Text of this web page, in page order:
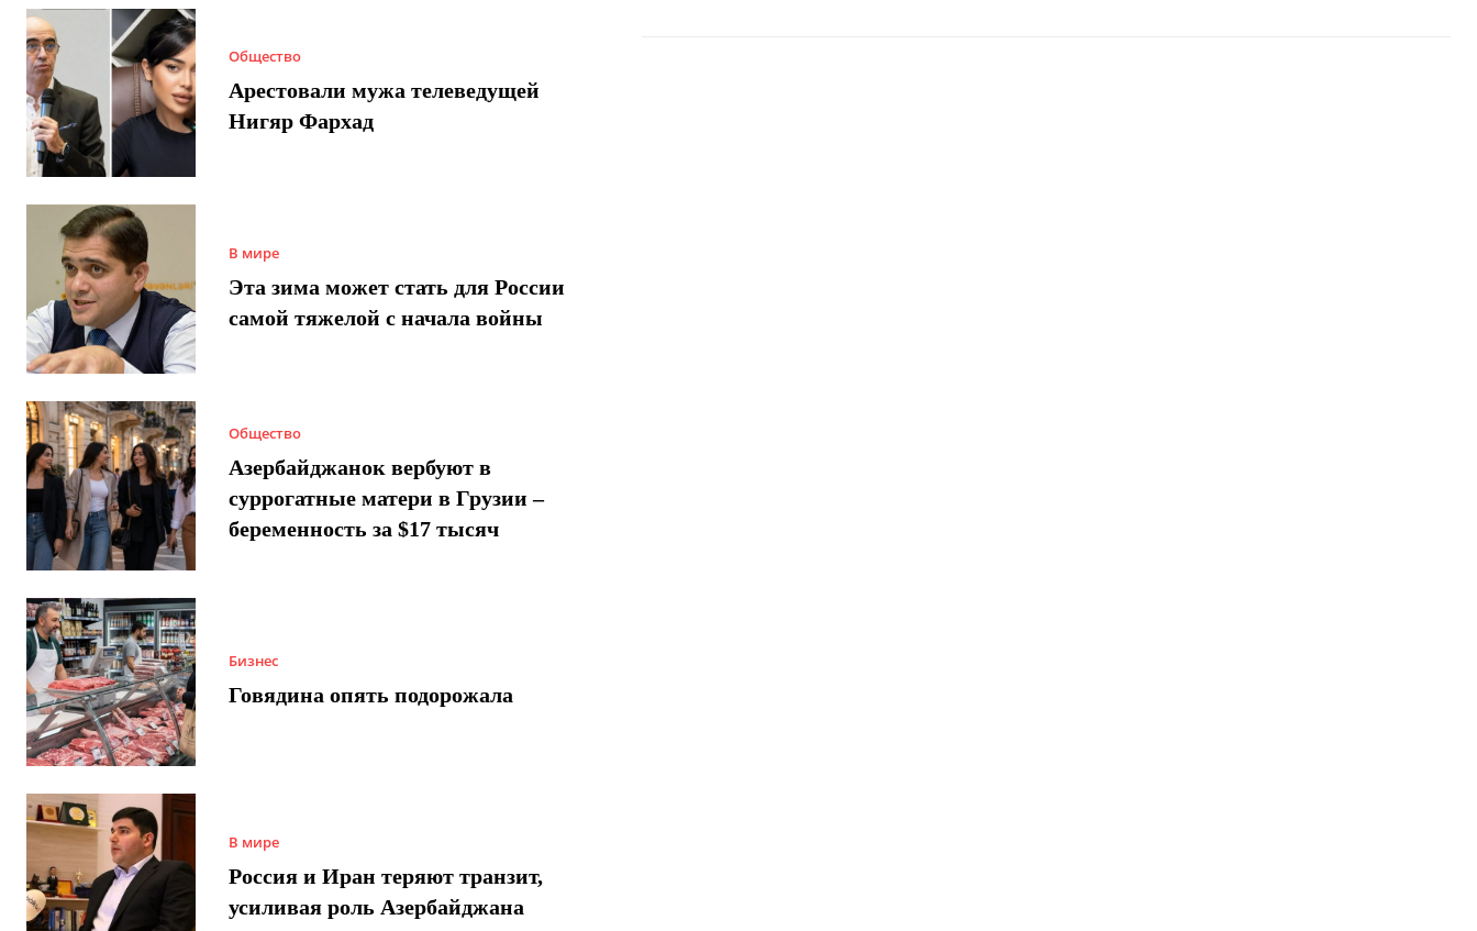
Общество
Арестовали мужа телеведущей
Нигяр Фархад
В мире
Эта зима может стать для России
самой тяжелой с начала войны
Общество
Азербайджанок вербуют в
суррогатные матери в Грузии –
беременность за $17 тысяч
Бизнес
Говядина опять подорожала
В мире
Россия и Иран теряют транзит,
усиливая роль Азербайджана